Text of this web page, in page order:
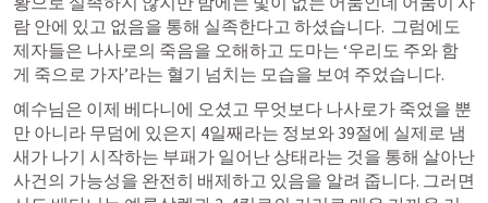
람 안에 있고 없음을 통해 실족한다고 하셨습니다.  그럼에도
제자들은 나사로의 죽음을 오해하고 도마는 ‘우리도 주와 함
게 죽으로 가자’라는 혈기 넘치는 모습을 보여 주었습니다.
예수님은 이제 베다니에 오셨고 무엇보다 나사로가 죽었을 뿐
만 아니라 무덤에 있은지 4일째라는 정보와 39절에 실제로 냄
새가 나기 시작하는 부패가 일어난 상태라는 것을 통해 살아난
사건의 가능성을 완전히 배제하고 있음을 알려 줍니다. 그러면